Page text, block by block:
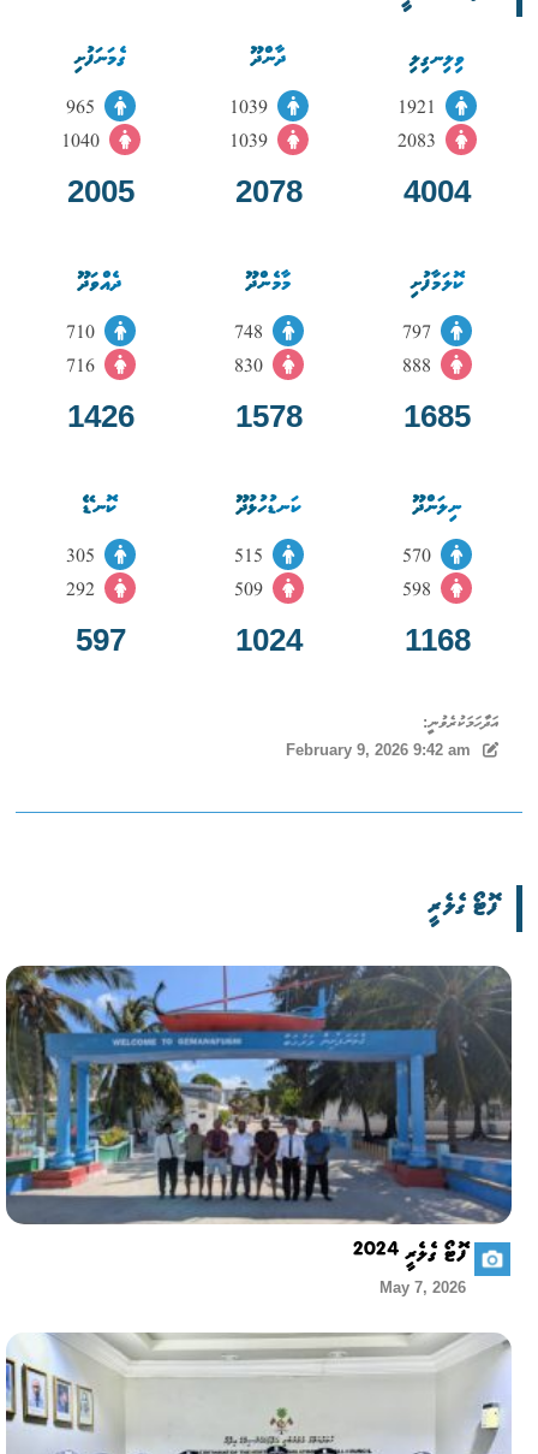
ވިލިނގިލި
1921
2083
4004
ދާންދޫ
1039
1039
2078
ގެމަނަފުށި
1040
2005
ކޮލަމާފުށި
797
888
1685
މާމެންދޫ
748
830
1578
ދެއްވަދޫ
710
716
1426
ނިލަންދޫ
570
598
1168
ކަނޑުހުޅުދޫ
515
509
1024
ކޮނޑޭ
292
597
އަދާހަމަކުރެވުނީ:
February 9, 2026 9:42 am
ފޮޓޯ ގެލެރީ
ފޮޓޯ ގެލެރީ 2024
May 7, 2026